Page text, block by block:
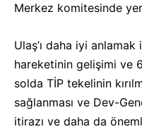
Merkez komitesinde yer
Ulaş’ı daha iyi
hareketinin gelişimi ve
solda TİP tekelinin
sağlanması ve Dev-
itirazı ve daha da